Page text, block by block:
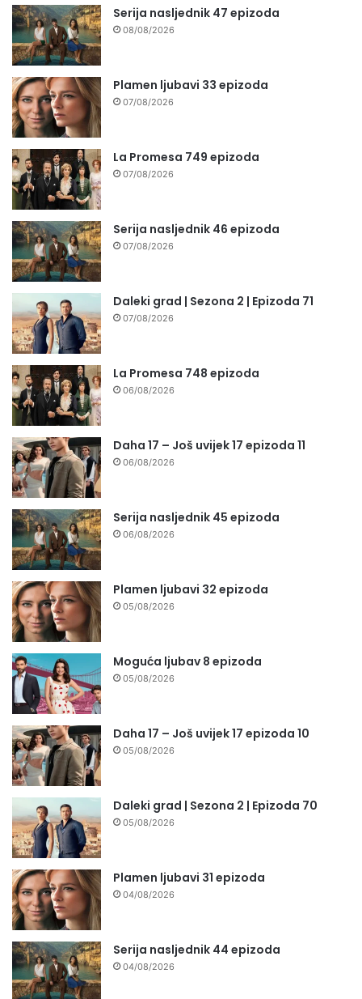
Serija nasljednik 47 epizoda
08/08/2026
Plamen ljubavi 33 epizoda
07/08/2026
La Promesa 749 epizoda
07/08/2026
Serija nasljednik 46 epizoda
07/08/2026
Daleki grad | Sezona 2 | Epizoda 71
07/08/2026
La Promesa 748 epizoda
06/08/2026
Daha 17 – Još uvijek 17 epizoda 11
06/08/2026
Serija nasljednik 45 epizoda
06/08/2026
Plamen ljubavi 32 epizoda
05/08/2026
Moguća ljubav 8 epizoda
05/08/2026
Daha 17 – Još uvijek 17 epizoda 10
05/08/2026
Daleki grad | Sezona 2 | Epizoda 70
05/08/2026
Plamen ljubavi 31 epizoda
04/08/2026
Serija nasljednik 44 epizoda
04/08/2026